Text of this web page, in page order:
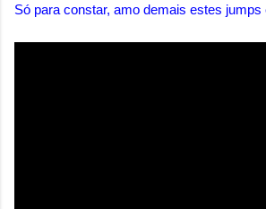
Só para constar, amo demais estes jumps